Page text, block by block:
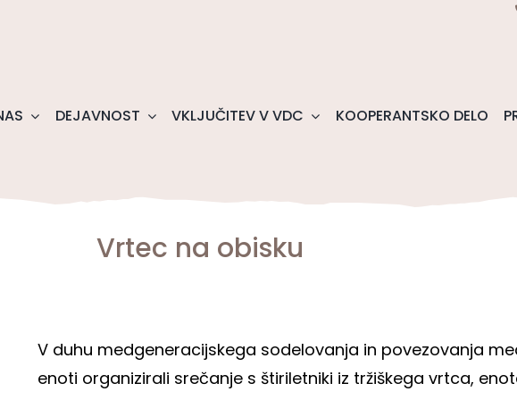
DEJAVNOST VKLJUČITEV V VDC KOOPERANTSKO DELO
Vrtec na obisku
V duhu medgeneracijskega sodelovanja in povezovanja
enoti organizirali srečanje s štiriletniki iz tržiškega vrtca,